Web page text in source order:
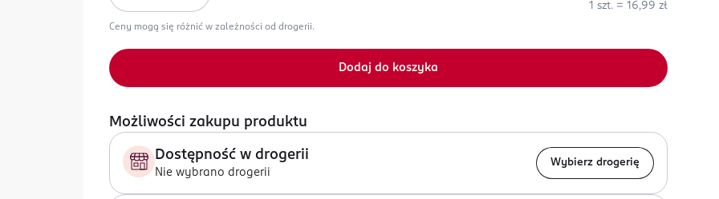
1 szt. = 16,99 zł
Ceny mogą się różnić w zależności od drogerii.
Dodaj do koszyka
Możliwości zakupu produktu
Dostępność w drogerii
Nie wybrano drogerii
Wybierz drogerię